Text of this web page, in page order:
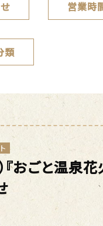
営業時
類
『おごと温泉